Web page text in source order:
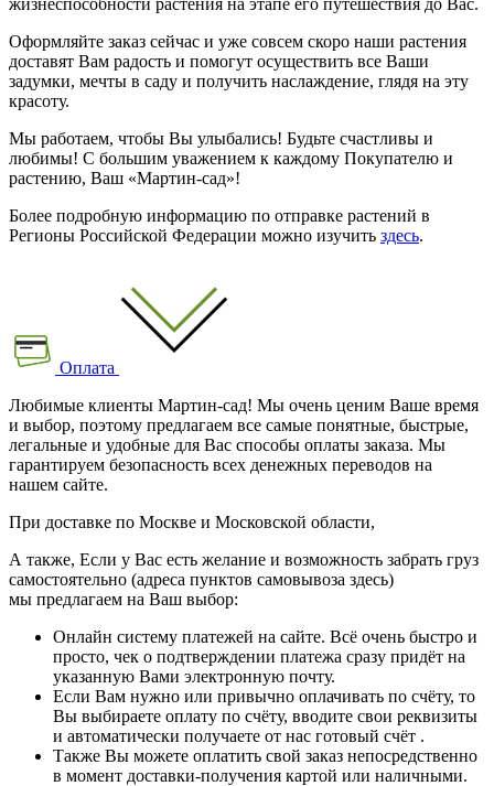
Оформляйте заказ сейчас и уже совсем скоро наши растения
доставят Вам радость и помогут осуществить все Ваши
задумки, мечты в саду и получить наслаждение, глядя на эту
красоту.
Мы работаем, чтобы Вы улыбались! Будьте счастливы и
любимы! С большим уважением к каждому Покупателю и
растению, Ваш «Мартин-сад»!
Более подробную информацию по отправке растений в
Регионы Российской Федерации можно изучить здесь.
Оплата
Любимые клиенты Мартин-сад! Мы очень ценим Ваше время
и выбор, поэтому предлагаем все самые понятные, быстрые,
легальные и удобные для Вас способы оплаты заказа. Мы
гарантируем безопасность всех денежных переводов на
нашем сайте.
При доставке по Москве и Московской области,
А также, Если у Вас есть желание и возможность забрать груз
самостоятельно (адреса пунктов самовывоза здесь)
мы предлагаем на Ваш выбор:
Онлайн систему платежей на сайте. Всё очень быстро и
просто, чек о подтверждении платежа сразу придёт на
указанную Вами электронную почту.
Если Вам нужно или привычно оплачивать по счёту, то
Вы выбираете оплату по счёту, вводите свои реквизиты
и автоматически получаете от нас готовый счёт .
Также Вы можете оплатить свой заказ непосредственно
в момент доставки-получения картой или наличными.